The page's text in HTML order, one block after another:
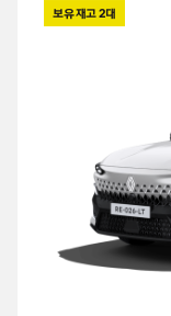
보유 재고2대